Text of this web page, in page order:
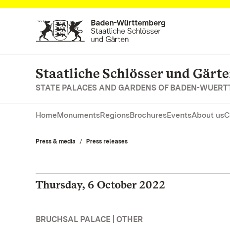
Navigate to main page
Staatliche Schlösser und
STATE PALACES AND GARDENS OF BADEN-
HomeMonumentsRegionsBrochuresEventsAbout us
Press & media Press releases
Thursday, 6 October 2022
BRUCHSAL PALACE | OTHER